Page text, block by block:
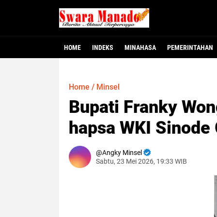
HOME INDEKS MINAHASA PEMERINTAHAN
Home / Minsel
Bupati Franky
hapsa WKI Sinode
Angky Minsel
Sabtu, 23 Mei 2026, 19:33 WIB